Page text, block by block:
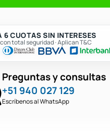
6 CUOTAS SIN INTERESES
total seguridad · Aplican T&C
Preguntas y consultas
+51 940 027 129
Escríbenos al WhatsApp